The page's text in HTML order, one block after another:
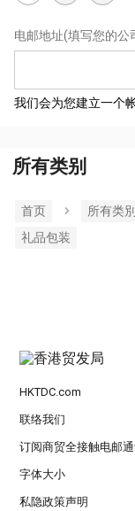
电邮地址(填写您的公
我们会为您建立一个
所有类别
首页 所有类別
礼品包装
HKTDC.com
联络我们
订阅商贸全接触电邮
字体大小
私隐政策声明